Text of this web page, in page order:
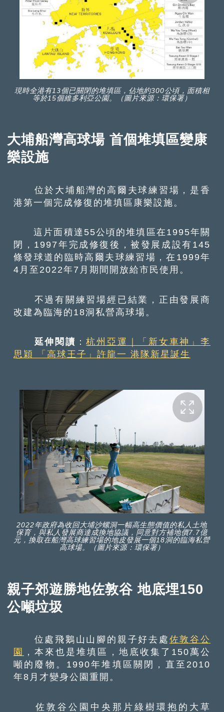
現時全港有13個已關閉的堆填區，佔地約300公頃，面積相
等於15個維多利亞公園。（圖片來源：環保署）
大埔船灣高球場 首個堆填區變康
樂設施
位於大埔船灣的高爾夫球練習場，是香
港第一個完成修復的堆填區康樂設施。
這片面積達55公頃的堆填區在1995年關
閉，1997年完成修復後，被發展成設有145
條發球道的臨時高爾夫球練習場，在1999年
4月至2022年7月期間開放給市民使用。
不過有關練習場經已結業，正由發展商
改建為臨海的18洞私營高球場。
延伸閱讀 ：杭州亞運｜「新女車神」李
思穎 「高球王子」許龍一 港隊新星誕生
2022年政府為收回大埔沙螺洞一幅高生態價值的私人土地
保育，與私人發展商達成換地協議，同意對方補地價7.7億
元，換取在船灣高球練習場的地皮發展一個18洞的臨海私營
高球場。（圖片來源：環保署）
親子郊遊勝地佐敦谷 地底埋150
公噸垃圾
位處飛鵝山山腳的親子好去處佐敦谷公
園
，本來也是堆填區，地底收集了150萬公
噸的廢物。1990年堆填區關閉，直至2010
年8月才變身公園重開。
佐敦谷公園中央那片綠樹環抱的大草